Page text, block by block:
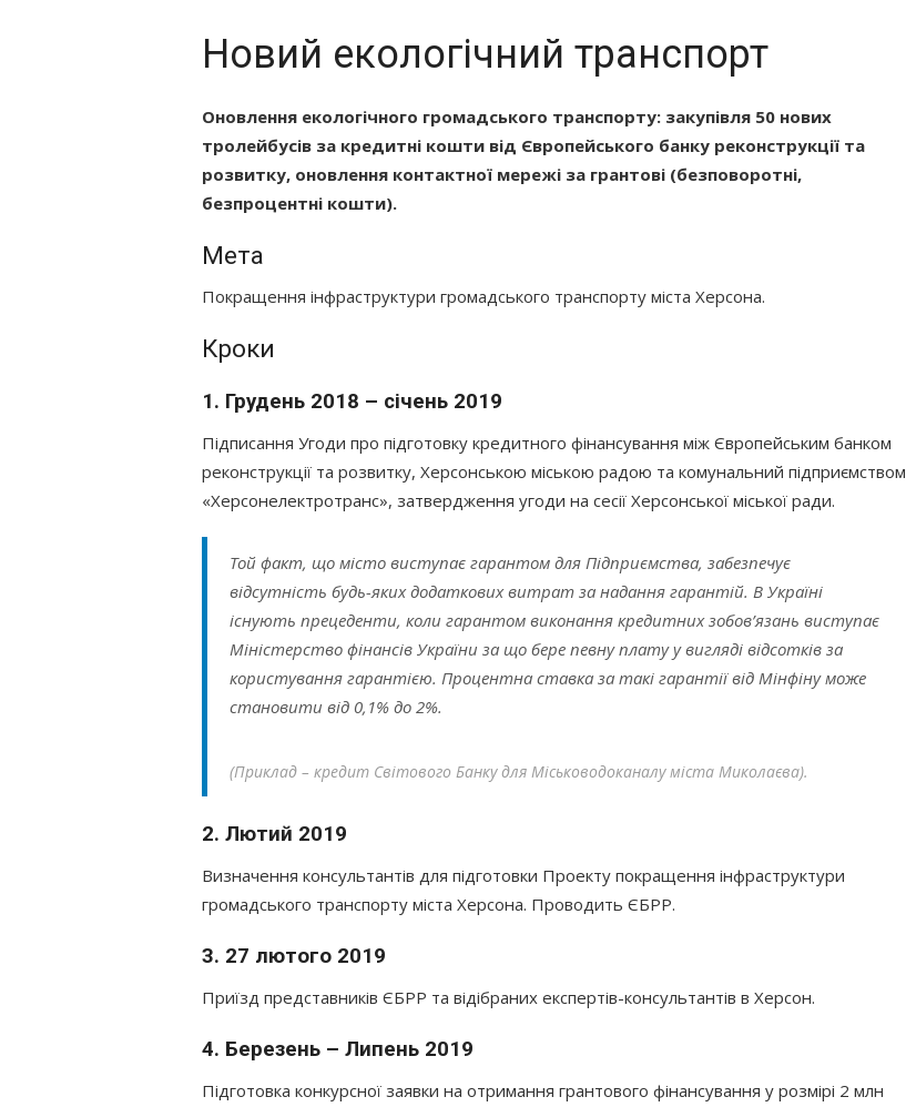
Новий екологічний транспорт
Оновлення екологічного громадського транспорту: закупівля 50 нових
тролейбусів за кредитні кошти від Європейського банку реконструкції та
розвитку, оновлення контактної мережі за грантові (безповоротні,
безпроцентні кошти).
Мета
Покращення інфраструктури громадського транспорту міста Херсона.
Кроки
1. Грудень 2018 – січень 2019
Підписання Угоди про підготовку кредитного фінансування між Європейським банком
реконструкції та розвитку, Херсонською міською радою та комунальний підприємством
«Херсонелектротранс», затвердження угоди на сесії Херсонської міської ради.
Той факт, що місто виступає гарантом для Підприємства, забезпечує
відсутність будь-яких додаткових витрат за надання гарантій. В Україні
існують прецеденти, коли гарантом виконання кредитних зобов’язань виступає
Міністерство фінансів України за що бере певну плату у вигляді відсотків за
користування гарантією. Процентна ставка за такі гарантії від Мінфіну може
становити від 0,1% до 2%.
(Приклад – кредит Світового Банку для Місьководоканалу міста Миколаєва).
2. Лютий 2019
Визначення консультантів для підготовки Проекту покращення інфраструктури
громадського транспорту міста Херсона. Проводить ЄБРР.
3. 27 лютого 2019
Приїзд представників ЄБРР та відібраних експертів-консультантів в Херсон.
4. Березень – Липень 2019
Підготовка конкурсної заявки на отримання грантового фінансування у розмірі 2 млн